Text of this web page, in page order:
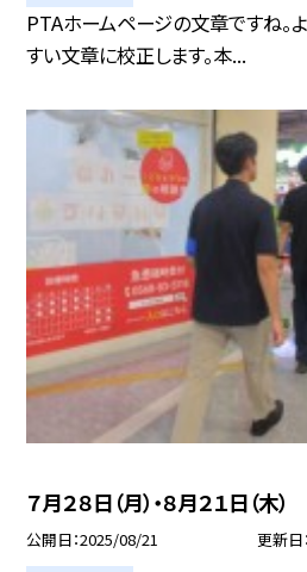
PTAホームページの文章ですね。
すい文章に校正します。本...
７月２８日（月）・８月２１日
公開日 2025/08/21 更新日